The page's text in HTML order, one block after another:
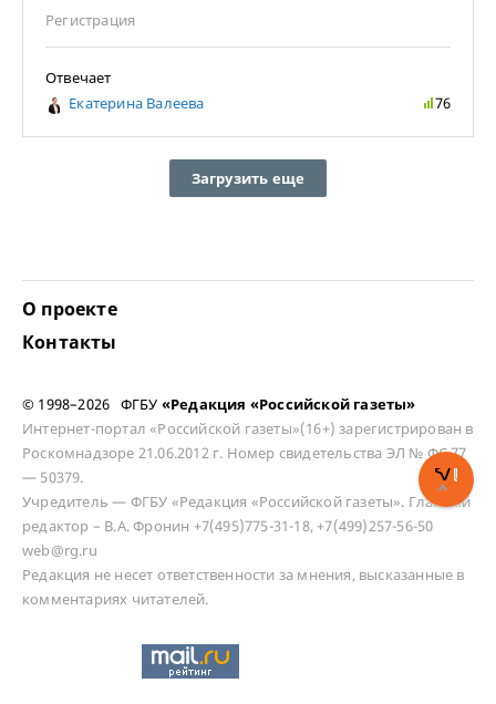
Регистрация
Отвечает
Екатерина Валеева
76
Загрузить еще
О проекте
Контакты
© 1998–2026 ФГБУ «Редакция «Российской газеты»
Интернет-портал «Российской газеты»(16+) зарегистрирован в
Роскомнадзоре 21.06.2012 г. Номер свидетельства ЭЛ № ФС 77
— 50379.
Учредитель — ФГБУ «Редакция «Российской газеты». Главный
редактор – В.А. Фронин +7(495)775-31-18, +7(499)257-56-50
web@rg.ru
Редакция не несет ответственности за мнения, высказанные в
комментариях читателей.